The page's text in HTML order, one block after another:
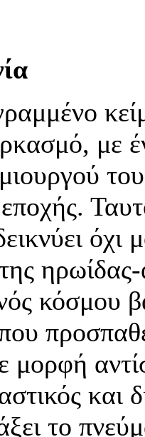
με
όχι
κόσμου
μορφή
και
το